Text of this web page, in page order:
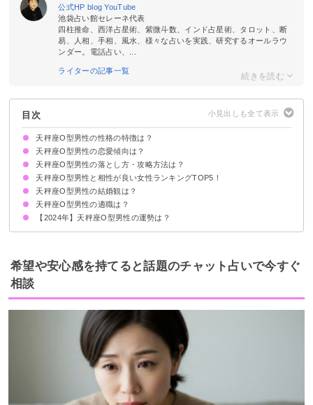
公式HP blogYouTube
池袋占い館セレーネ代表
四柱推命、西洋占星術、紫微斗数、インド占星術、タロット、断
易、人相、手相、風水、様々な占いを実践、研究するオールラウ
ンダー。電話占い、...
ライターの記事一覧
目次
天秤座O型男性の性格の特徴は？
①協調性が高い
②おおらかで感情の起伏が少ない
③1人で過ごす時間を大切にする
天秤座O型男性の恋愛傾向は？
本命の人にはマメにLINEする
賑やかな場所でのデートが好き
適度な距離感を大切にする
浮気の可能性はある
好きな人には嫉妬する
天秤座O型男性の落とし方・攻略方法は？
好きな女性のタイプ
好きな人・本気で脈がある人に取る態度
嫌いな人への態度
おすすめのアプローチ方法
復縁するためのポイント
天秤座O型男性と相性が良い女性ランキングTOP5！
第5位：蠍座A型女性
第4位：獅子座O型女性
第3位：射手座A型女性
第2位：水瓶座B型女性
第1位：双子座A型女性
天秤座O型男性の結婚観は？
天秤座O型男性の適職は？
【2024年】天秤座O型男性の運勢は？
希望や安心感を持てると話題のチャット占いで今すぐ
相談